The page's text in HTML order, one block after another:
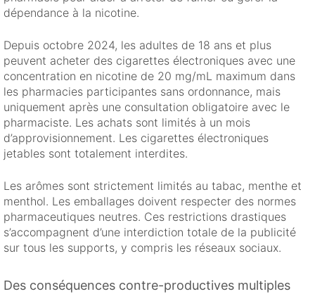
dépendance à la nicotine.
Depuis octobre 2024, les adultes de 18 ans et plus
peuvent acheter des cigarettes électroniques avec une
concentration en nicotine de 20 mg/mL maximum dans
les pharmacies participantes sans ordonnance, mais
uniquement après une consultation obligatoire avec le
pharmaciste. Les achats sont limités à un mois
d’approvisionnement. Les cigarettes électroniques
jetables sont totalement interdites.
Les arômes sont strictement limités au tabac, menthe et
menthol. Les emballages doivent respecter des normes
pharmaceutiques neutres. Ces restrictions drastiques
s’accompagnent d’une interdiction totale de la publicité
sur tous les supports, y compris les réseaux sociaux.
Des conséquences contre-productives multiples